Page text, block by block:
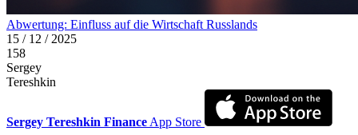
Abwertung: Einfluss auf die Wirtschaft Russlands
15 / 12 / 2025
158
Sergey
Tereshkin
Sergey Tereshkin Finance App Store